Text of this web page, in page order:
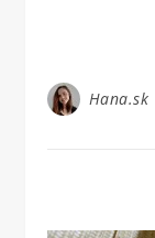
Hana.sk